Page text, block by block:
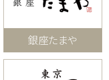
銀座たまや